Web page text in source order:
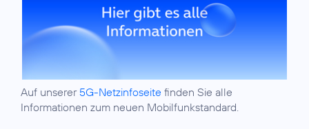
Auf unserer 5G-Netzinfoseite finden Sie alle
Informationen zum neuen Mobilfunkstandard.